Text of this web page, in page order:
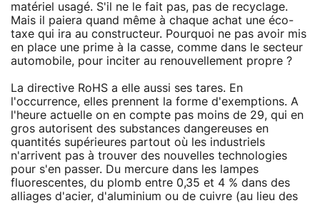
matériel usagé. S'il ne le fait pas, pas de recyclage.
Mais il paiera quand même à chaque achat une éco-
taxe qui ira au constructeur. Pourquoi ne pas avoir mis
en place une prime à la casse, comme dans le secteur
automobile, pour inciter au renouvellement propre ?
La directive RoHS a elle aussi ses tares. En
l'occurrence, elles prennent la forme d'exemptions. A
l'heure actuelle on en compte pas moins de 29, qui en
gros autorisent des substances dangereuses en
quantités supérieures partout où les industriels
n'arrivent pas à trouver des nouvelles technologies
pour s'en passer. Du mercure dans les lampes
fluorescentes, du plomb entre 0,35 et 4 % dans des
alliages d'acier, d'aluminium ou de cuivre (au lieu des